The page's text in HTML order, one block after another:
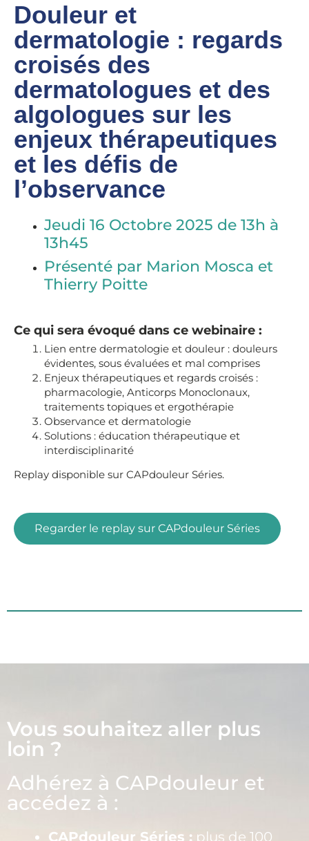
Douleur et
dermatologie : regards
croisés des
dermatologues et des
algologues sur les
enjeux thérapeutiques
et les défis de
l’observance
Jeudi 16 Octobre 2025 de 13h à
13h45
Présenté par Marion Mosca et
Thierry Poitte
Ce qui sera évoqué dans ce webinaire :
Lien entre dermatologie et douleur : douleurs
évidentes, sous évaluées et mal comprises
Enjeux thérapeutiques et regards croisés :
pharmacologie, Anticorps Monoclonaux,
traitements topiques et ergothérapie
Observance et dermatologie
Solutions : éducation thérapeutique et
interdisciplinarité
Replay disponible sur CAPdouleur Séries.
Regarder le replay sur CAPdouleur Séries
Vous souhaitez aller plus
loin ?
Adhérez à CAPdouleur et
accédez à :
CAPdouleur Séries : plus de 100